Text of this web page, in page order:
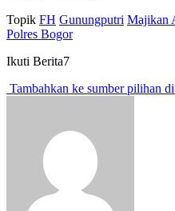
Topik FH Gunungputri Majikan
Polres Bogor
Ikuti Berita7
Tambahkan ke sumber pilihan